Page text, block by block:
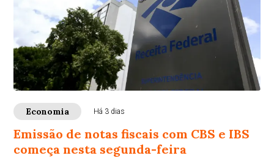
Economia Há 3 dias
Emissão de notas fiscais com CBS e IBS
começa nesta segunda-feira